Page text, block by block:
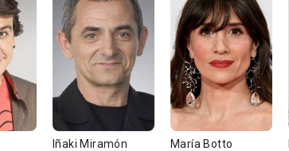
Iñaki Miramón María Botto